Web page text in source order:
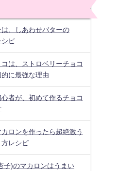
、しあわせバターの
ピ
は、ストロベリーチョコ
に最強な理由
者が、初めて作るチョコ
ロンを作ったら超絶激う
方レシピ
子)のマカロンはうまい